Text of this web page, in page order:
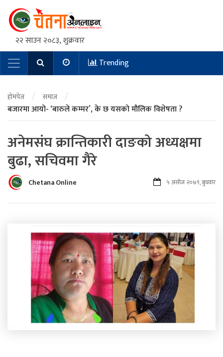
२२ साउन २०८३, शुक्रवार
Main NavigationTrending
होमपेज / समाज /
बजारमा आयो- ‘बारुले कम्मर’, के छ यसको मौलिक विशेषता ?
अनेमसंघ क्रान्तिकारी दाङको अध्यक्षमा
बुढा, सचिवमा गैरे
Chetana Online ५ असोज २०७९, बुधवार